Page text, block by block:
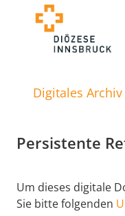
Digitales Archiv
Persistente
Um dieses digitale
Sie bitte folgenden